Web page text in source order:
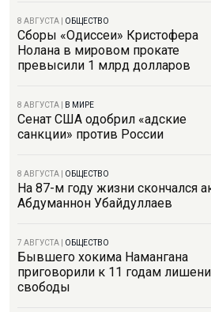
8 АВГУСТА ОБЩЕСТВО
Сборы «Одиссеи» Кристофера
Нолана в мировом прокате
превысили 1 млрд долларов
8 АВГУСТА В МИРЕ
Сенат США одобрил «адские
санкции» против России
8 АВГУСТА ОБЩЕСТВО
На 87-м году жизни скончался
Абдуманнон Убайдуллаев
7 АВГУСТА ОБЩЕСТВО
Бывшего хокима Намангана
приговорили к 11 годам
свободы